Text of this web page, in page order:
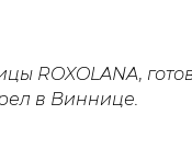
ROXOLANA,
в Виннице.